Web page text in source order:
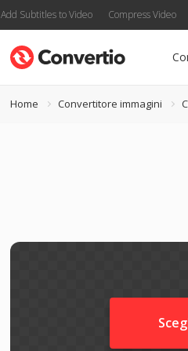
Add Subtitles to Video Compress Video
Home Convertitore immagini